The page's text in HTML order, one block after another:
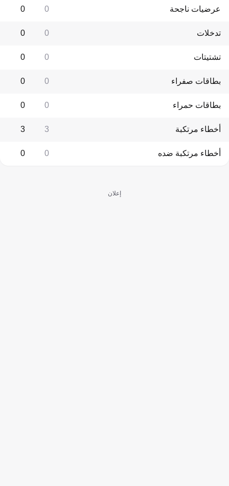
عرضيات ناجحة 0
0
تدخلات 0
0
تشتيتات 0
0
بطاقات صفراء 0
0
بطاقات حمراء 0
0
أخطاء مرتكبة 3
3
أخطاء مرتكبة ضده 0
0
إعلان